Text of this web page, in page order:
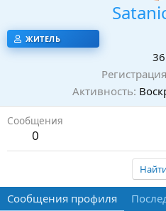
ЖИТЕЛЬ
36
Регистрация
Активность
Сообщения
0
Сообщения профиля